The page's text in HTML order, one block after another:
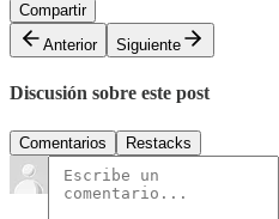
Compartir
Anterior
Siguiente
Discusión sobre este post
Comentarios Restacks